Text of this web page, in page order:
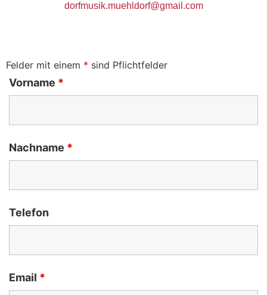
dorfmusik.muehldorf@gmail.com
Felder mit einem * sind Pflichtfelder
Vorname *
Nachname *
Telefon
Email *